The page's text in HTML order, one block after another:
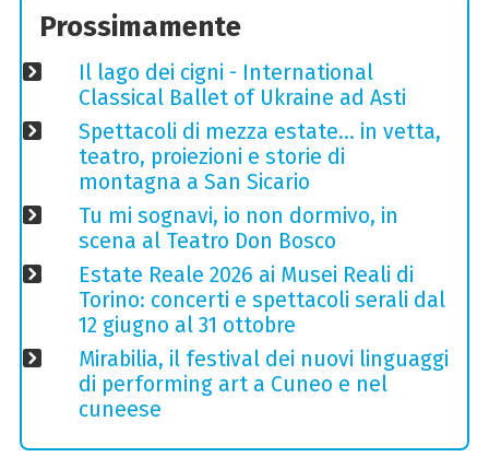
Prossimamente
Il lago dei cigni - International
Classical Ballet of Ukraine ad Asti
Spettacoli di mezza estate… in vetta,
teatro, proiezioni e storie di
montagna a San Sicario
Tu mi sognavi, io non dormivo, in
scena al Teatro Don Bosco
Estate Reale 2026 ai Musei Reali di
Torino: concerti e spettacoli serali dal
12 giugno al 31 ottobre
Mirabilia, il festival dei nuovi linguaggi
di performing art a Cuneo e nel
cuneese